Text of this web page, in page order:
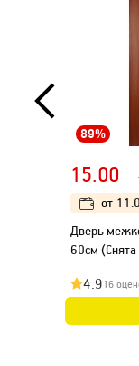
89%
15.00
от
Дверь
60см
4.916